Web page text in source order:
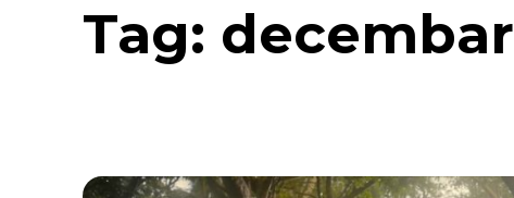
Tag: decembar